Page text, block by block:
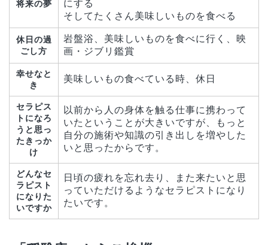
将来の夢
にする
そしてたくさん美味しいものを食べる
休日の過
ごし方
岩盤浴、美味しいものを食べに行く、映
画・ジブリ鑑賞
幸せなと
き
美味しいもの食べている時、休日
セラピス
トになろ
うと思っ
たきっか
け
以前から人の身体を触る仕事に携わって
いたということが大きいですが、もっと
自分の施術や知識の引き出しを増やした
いと思ったからです。
どんなセ
ラピスト
になりた
いですか
日頃の疲れを忘れ去り、また来たいと思
っていただけるようなセラピストになり
たいです。